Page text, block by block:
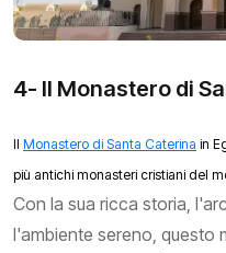
4- Il Monastero di
Il Monastero di Santa Caterina in
più antichi monasteri cristiani del
Con la sua ricca storia,
l'ambiente sereno, questo